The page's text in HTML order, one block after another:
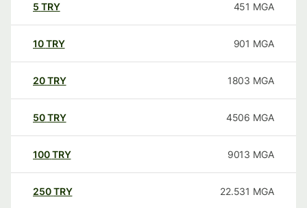
5 TRY 451 MGA
10TRY 901 MGA
20TRY 1803 MGA
50TRY 4506 MGA
100TRY 9013 MGA
250TRY 22.531 MGA